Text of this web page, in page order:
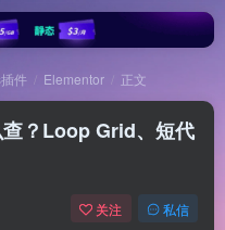
件 Elementor 正文
？Loop Grid、短代
关注 私信